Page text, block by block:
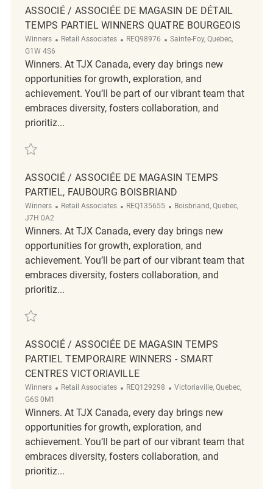
ASSOCIÉ / ASSOCIÉE DE MAGASIN DE DÉTAIL
TEMPS PARTIEL WINNERS QUATRE BOURGEOIS
Winners Category
Retail Associates ReqId
REQ98976 Location
Sainte-Foy, Quebec,
G1W 4S6
Winners. At TJX Canada, every day brings new
opportunities for growth, exploration, and
achievement. You’ll be part of our vibrant team that
embraces diversity, fosters collaboration, and
prioritiz...
Save Associé / Associée de magasin de détail Temps partiel Winners
ASSOCIÉ / ASSOCIÉE DE MAGASIN TEMPS
PARTIEL, FAUBOURG BOISBRIAND
Winners Category
Retail Associates ReqId
REQ135655 Location
Boisbriand, Quebec,
J7H 0A2
Winners. At TJX Canada, every day brings new
opportunities for growth, exploration, and
achievement. You’ll be part of our vibrant team that
embraces diversity, fosters collaboration, and
prioritiz...
Save Associé / Associée de magasin temps partiel, Faubourg
ASSOCIÉ / ASSOCIÉE DE MAGASIN TEMPS
PARTIEL TEMPORAIRE WINNERS - SMART
CENTRES VICTORIAVILLE
Winners Category
Retail Associates ReqId
REQ129298 Location
Victoriaville, Quebec,
G6S 0M1
Winners. At TJX Canada, every day brings new
opportunities for growth, exploration, and
achievement. You’ll be part of our vibrant team that
embraces diversity, fosters collaboration, and
prioritiz...